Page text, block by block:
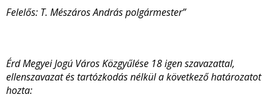
Felelős: T. Mészáros András polgármester”
Érd Megyei Jogú Város Közgyűlése 18 igen szavazattal,
ellenszavazat és tartózkodás nélkül a következő határozatot
hozta: